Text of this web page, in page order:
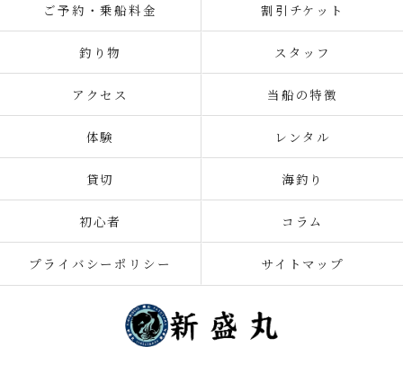
ご予約・乗船料金 割引チケット
釣り物 スタッフ
アクセス 当船の特徴
体験 レンタル
貸切 海釣り
初心者 コラム
プライバシーポリシー サイトマップ